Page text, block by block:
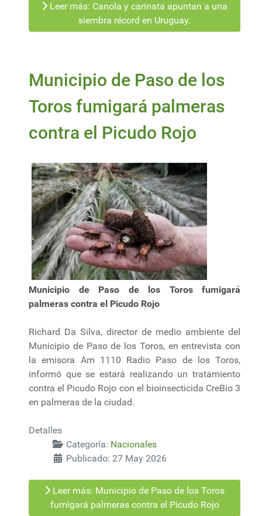
Leer más: Canola y carinata apuntan a una
siembra récord en Uruguay.
Municipio de Paso de los
Toros fumigará palmeras
contra el Picudo Rojo
Municipio de Paso de los Toros fumigará
palmeras contra el Picudo Rojo
Richard Da Silva, director de medio ambiente del
Municipio de Paso de los Toros, en entrevista con
la emisora Am 1110 Radio Paso de los Toros,
informó que se estará realizando un tratamiento
contra el Picudo Rojo con el bioinsecticida CreBio 3
en palmeras de la ciudad.
Detalles
Categoría: Nacionales
Publicado: 27 May 2026
Leer más: Municipio de Paso de los Toros
fumigará palmeras contra el Picudo Rojo